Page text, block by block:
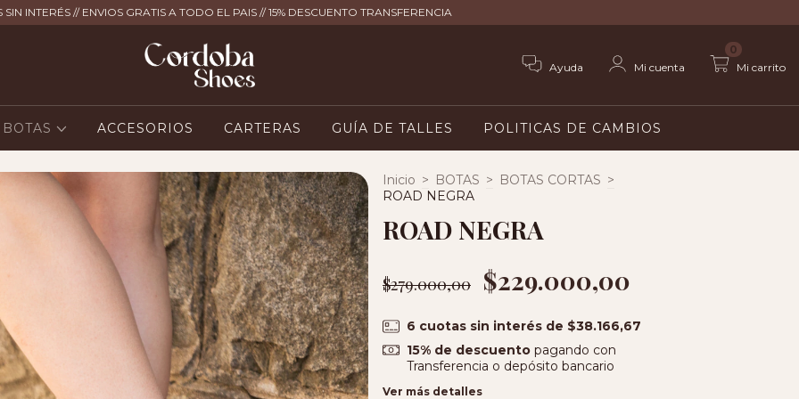
SIN INTERÉS // ENVIOS GRATIS A TODO EL PAIS // 15% DESCUENTO TRANSFERENCIA
Ayuda Mi cuenta Mi carrito
0
BOTAS ACCESORIOS CARTERAS GUÍA DE TALLES POLITICAS DE CAMBIOS
Inicio > BOTAS > BOTAS CORTAS >
ROAD NEGRA
ROAD NEGRA
$279.000,00 $229.000,00
6 cuotas sin interés de $38.166,67
15% de descuentopagando con
Transferencia o depósito bancario
Ver más detalles